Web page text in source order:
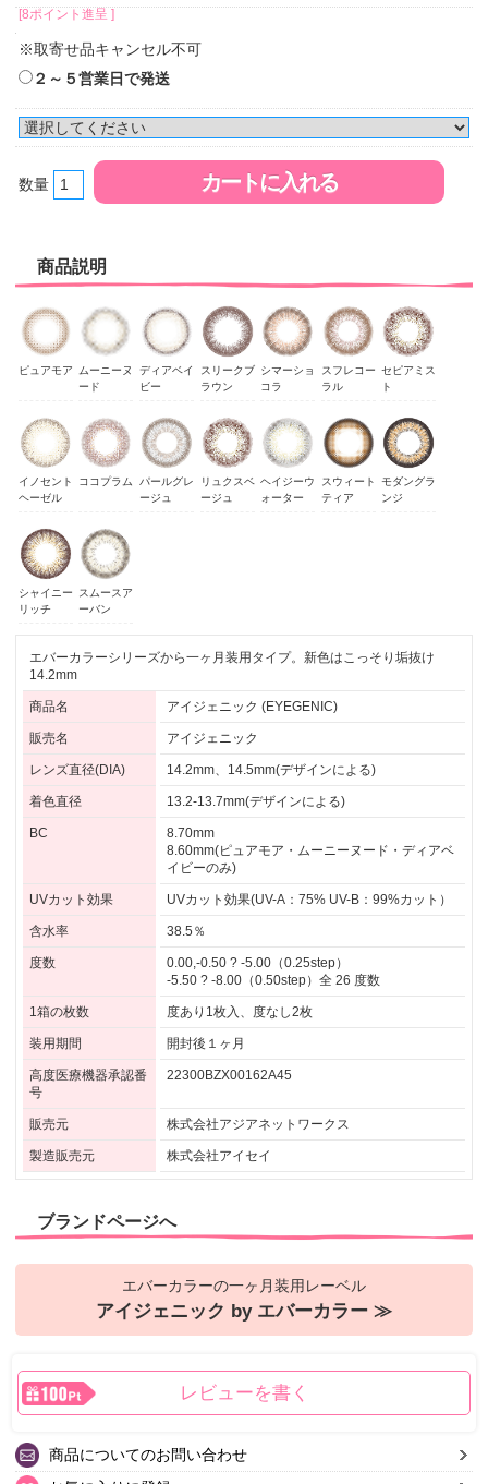
[8ポイント進呈 ]
※取寄せ品キャンセル不可
２～５営業日で発送
数量
商品説明
ピュアモア ムーニーヌ
ード
ディアベイ
ビー
スリークブ
ラウン
シマーショ
コラ
スフレコー
ラル
セピアミス
ト
イノセント
ヘーゼル
ココプラム パールグレ
ージュ
リュクスベ
ージュ
ヘイジーウ
ォーター
スウィート
ティア
モダングラ
ンジ
シャイニー
リッチ
スムースア
ーバン
エバーカラーシリーズから一ヶ月装用タイプ。新色はこっそり垢抜け
14.2mm
商品名 アイジェニック (EYEGENIC)
販売名 アイジェニック
レンズ直径(DIA) 14.2mm、14.5mm(デザインによる)
着色直径 13.2-13.7mm(デザインによる)
BC
8.70mm
8.60mm(ピュアモア・ムーニーヌード・ディアベ
イビーのみ)
UVカット効果 UVカット効果(UV-A：75% UV-B：99%カット）
含水率 38.5％
度数
0.00,-0.50 ? -5.00（0.25step）
-5.50 ? -8.00（0.50step）全 26 度数
1箱の枚数 度あり1枚入、度なし2枚
装用期間 開封後１ヶ月
高度医療機器承認番
号
22300BZX00162A45
販売元 株式会社アジアネットワークス
製造販売元 株式会社アイセイ
ブランドページへ
エバーカラーの一ヶ月装用レーベル
アイジェニック by エバーカラー ≫
レビューを書く
商品についてのお問い合わせ